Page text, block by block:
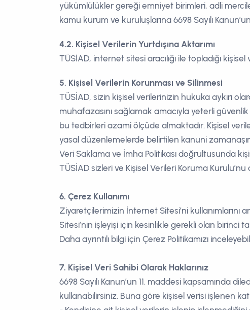
yükümlülükler gereği emniyet birimleri, adli
kamu kurum ve kuruluşlarına 6698 Sayılı
4.2. Kişisel Verilerin Yurtdışına Aktarımı
TÜSİAD, internet sitesi aracılığı ile topladığı
5. Kişisel Verilerin Korunması ve Silinmesi
TÜSİAD, sizin kişisel verilerinizin hukuka aykırı
muhafazasını sağlamak amacıyla yeterli
bu tedbirleri azami ölçüde almaktadır. Kişisel
yasal düzenlemelerde belirtilen kanuni
Veri Saklama ve İmha Politikası doğrultusunda
TÜSİAD sizleri ve Kişisel Verileri Koruma
6. Çerez Kullanımı
Ziyaretçilerimizin İnternet Sitesi’ni
Sitesi’nin işleyişi için kesinlikle gerekli olan birinci
Daha ayrıntılı bilgi için Çerez Politikamızı
7. Kişisel Veri Sahibi Olarak Haklarınız
6698 Sayılı Kanun’un 11. maddesi kapsamında
kullanabilirsiniz. Buna göre kişisel verisi işlenen